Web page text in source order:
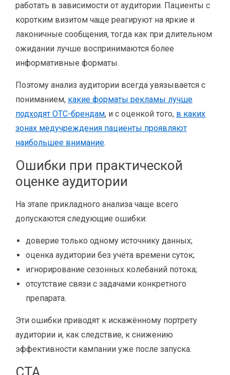
работать в зависимости от аудитории. Пациенты с
коротким визитом чаще реагируют на яркие и
лаконичные сообщения, тогда как при длительном
ожидании лучше воспринимаются более
информативные форматы.
Поэтому анализ аудитории всегда увязывается с
пониманием, какие форматы рекламы лучше
подходят OTC-брендам, и с оценкой того, в каких
зонах медучреждения пациенты проявляют
наибольшее внимание.
Ошибки при практической
оценке аудитории
На этапе прикладного анализа чаще всего
допускаются следующие ошибки:
доверие только одному источнику данных;
оценка аудитории без учёта времени суток;
игнорирование сезонных колебаний потока;
отсутствие связи с задачами конкретного
препарата.
Эти ошибки приводят к искажённому портрету
аудитории и, как следствие, к снижению
эффективности кампании уже после запуска.
CTA